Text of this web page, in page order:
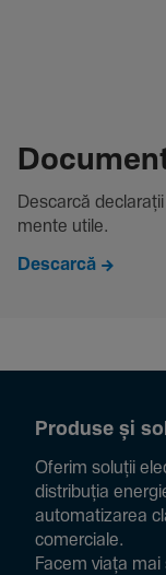
Descarcă
mente utile.
Descarcă
Produse și
Oferim soluții
distribuția
auto­ma­ti­zarea
comer­ciale.
Facem viața